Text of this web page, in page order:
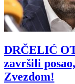
DRČELIĆ
završili
Zvezdom!